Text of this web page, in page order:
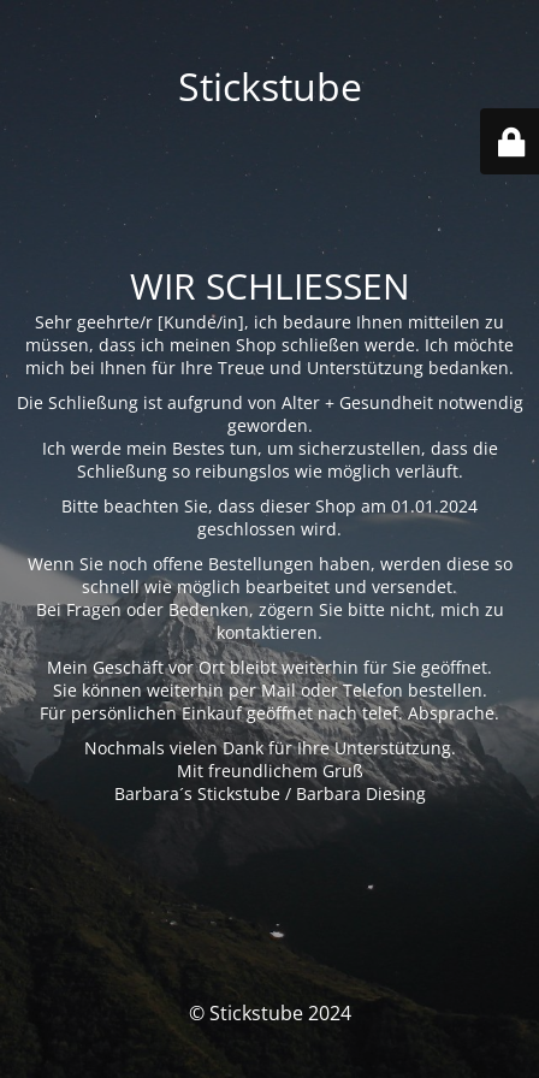
Stickstube
WIR SCHLIESSEN
Sehr geehrte/r [Kunde/in], ich bedaure Ihnen mitteilen zu
müssen, dass ich meinen Shop schließen werde. Ich möchte
mich bei Ihnen für Ihre Treue und Unterstützung bedanken.
Die Schließung ist aufgrund von Alter + Gesundheit notwendig
geworden.
Ich werde mein Bestes tun, um sicherzustellen, dass die
Schließung so reibungslos wie möglich verläuft.
Bitte beachten Sie, dass dieser Shop am 01.01.2024
geschlossen wird.
Wenn Sie noch offene Bestellungen haben, werden diese so
schnell wie möglich bearbeitet und versendet.
Bei Fragen oder Bedenken, zögern Sie bitte nicht, mich zu
kontaktieren.
Mein Geschäft vor Ort bleibt weiterhin für Sie geöffnet.
Sie können weiterhin per Mail oder Telefon bestellen.
Für persönlichen Einkauf geöffnet nach telef. Absprache.
Nochmals vielen Dank für Ihre Unterstützung.
Mit freundlichem Gruß
Barbara´s Stickstube / Barbara Diesing
© Stickstube 2024